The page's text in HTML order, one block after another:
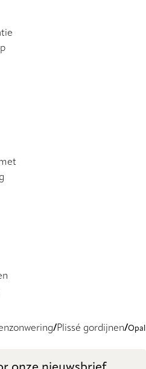
Plissé gordijnen Opal